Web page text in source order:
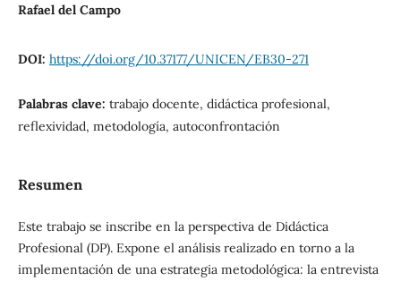
Rafael del Campo
DOI: https://doi.org/10.37177/UNICEN/EB30-271
Palabras clave: trabajo docente, didáctica profesional,
reflexividad, metodología, autoconfrontación
Resumen
Este trabajo se inscribe en la perspectiva de Didáctica
Profesional (DP). Expone el análisis realizado en torno a la
implementación de una estrategia metodológica: la entrevista